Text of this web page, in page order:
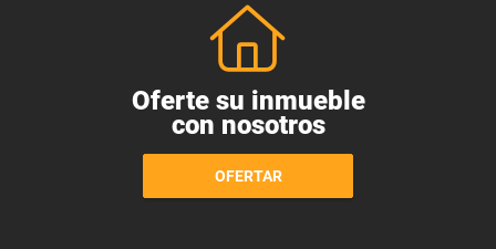
Oferte su inmueble
con nosotros
OFERTAR